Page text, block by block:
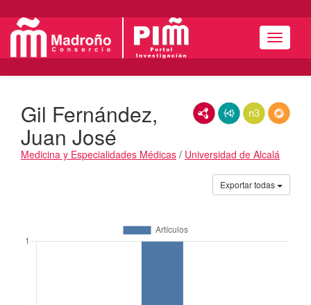
Menú
RDF/XMLJSON-LDN3/Turtle
Gil Fernández,
Juan José
Medicina y Especialidades Médicas / Universidad de Alcalá
Exportar todas